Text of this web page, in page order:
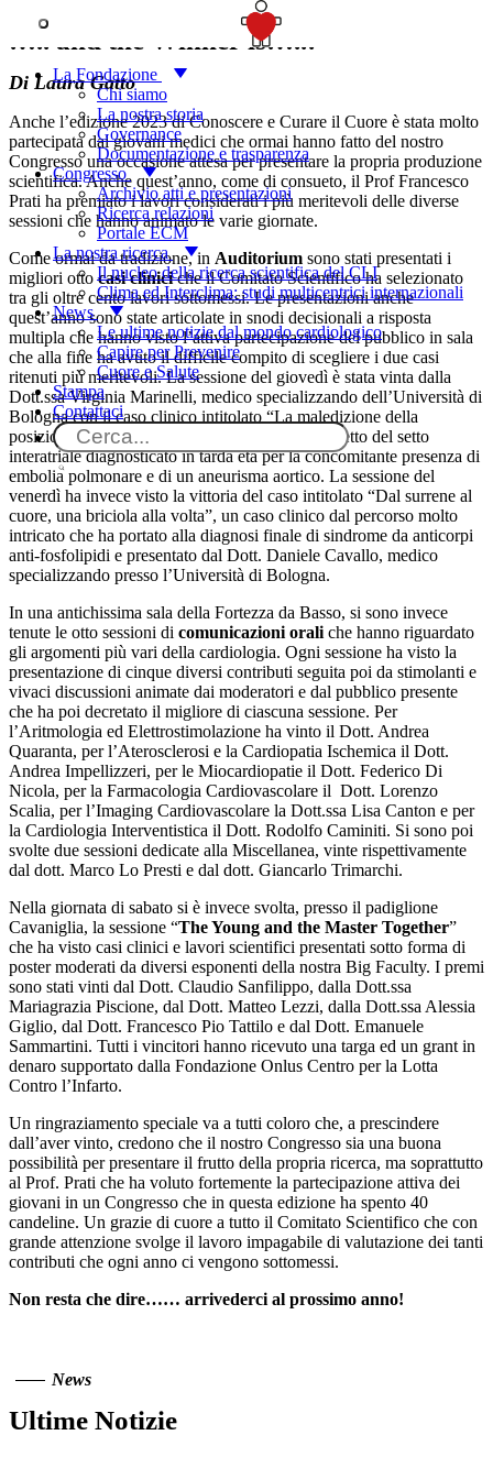
La Fondazione
Chi siamo
La nostra storia
Governance
Documentazione e trasparenza
Congresso
Archivio atti e presentazioni
Ricerca relazioni
Portale ECM
La nostra ricerca
Il nucleo della ricerca scientifica del CLI
Clima ed Interclima: studi multicentrici internazionali
News
Le ultime notizie dal mondo cardiologico
Capire per Prevenire
Cuore e Salute
Stampa
Contattaci
….. and the Winner is…..!
Di Laura Gatto
Anche l’edizione 2023 di Conoscere e Curare il Cuore è stata molto
partecipata dai giovani medici che ormai hanno fatto del nostro
Congresso una occasione attesa per presentare la propria produzione
scientifica. Anche quest’anno, come di consueto, il Prof Francesco
Prati ha premiato i lavori considerati i più meritevoli delle diverse
sessioni che hanno animato le varie giornate.
Come ormai da tradizione, in Auditorium sono stati presentati i
migliori ottocasi cliniciche il Comitato Scientifico ha selezionato
tra gli oltre cento lavori sottomessi. Le presentazioni anche
quest’anno sono state articolate in snodi decisionali a risposta
multipla che hanno visto l’attiva partecipazione del pubblico in sala
che alla fine ha avuto il difficile compito di scegliere i due casi
ritenuti più meritevoli. La sessione del giovedì è stata vinta dalla
Dott.ssa Virginia Marinelli, medico specializzando dell’Università di
Bologna con il caso clinico intitolato “La maledizione della
posizione ortostatica”, riguardante un caso di difetto del setto
interatriale diagnosticato in tarda età per la concomitante presenza di
embolia polmonare e di un aneurisma aortico. La sessione del
venerdì ha invece visto la vittoria del caso intitolato “Dal surrene al
cuore, una briciola alla volta”, un caso clinico dal percorso molto
intricato che ha portato alla diagnosi finale di sindrome da anticorpi
anti-fosfolipidi e presentato dal Dott. Daniele Cavallo, medico
specializzando presso l’Università di Bologna.
In una antichissima sala della Fortezza da Basso, si sono invece
tenute le otto sessioni di comunicazioni orali che hanno riguardato
gli argomenti più vari della cardiologia. Ogni sessione ha visto la
presentazione di cinque diversi contributi seguita poi da stimolanti e
vivaci discussioni animate dai moderatori e dal pubblico presente
che ha poi decretato il migliore di ciascuna sessione. Per
l’Aritmologia ed Elettrostimolazione ha vinto il Dott. Andrea
Quaranta, per l’Aterosclerosi e la Cardiopatia Ischemica il Dott.
Andrea Impellizzeri, per le Miocardiopatie il Dott. Federico Di
Nicola, per la Farmacologia Cardiovascolare il Dott. Lorenzo
Scalia, per l’Imaging Cardiovascolare la Dott.ssa Lisa Canton e per
la Cardiologia Interventistica il Dott. Rodolfo Caminiti. Si sono poi
svolte due sessioni dedicate alla Miscellanea, vinte rispettivamente
dal dott. Marco Lo Presti e dal dott. Giancarlo Trimarchi.
Nella giornata di sabato si è invece svolta, presso il padiglione
Cavaniglia, la sessione “The Young and the Master Together”
che ha visto casi clinici e lavori scientifici presentati sotto forma di
poster moderati da diversi esponenti della nostra Big Faculty. I premi
sono stati vinti dal Dott. Claudio Sanfilippo, dalla Dott.ssa
Mariagrazia Piscione, dal Dott. Matteo Lezzi, dalla Dott.ssa Alessia
Giglio, dal Dott. Francesco Pio Tattilo e dal Dott. Emanuele
Sammartini. Tutti i vincitori hanno ricevuto una targa ed un grant in
denaro supportato dalla Fondazione Onlus Centro per la Lotta
Contro l’Infarto.
Un ringraziamento speciale va a tutti coloro che, a prescindere
dall’aver vinto, credono che il nostro Congresso sia una buona
possibilità per presentare il frutto della propria ricerca, ma soprattutto
al Prof. Prati che ha voluto fortemente la partecipazione attiva dei
giovani in un Congresso che in questa edizione ha spento 40
candeline. Un grazie di cuore a tutto il Comitato Scientifico che con
grande attenzione svolge il lavoro impagabile di valutazione dei tanti
contributi che ogni anno ci vengono sottomessi.
Non resta che dire…… arrivederci al prossimo anno!
News
Ultime Notizie